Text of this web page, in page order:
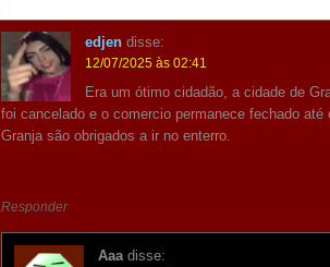
edjen disse:
12/07/2025 às 02:41
Era um ótimo cidadão, a cidade de
foi cancelado e o comercio permanece fechado
Granja são obrigados a ir no enterro.
Responder
Aaa disse: